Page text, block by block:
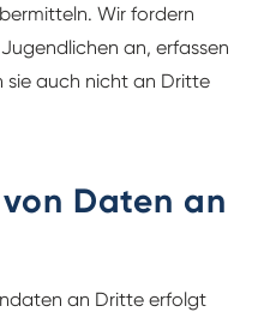
Wir fordern
an, erfassen
auch nicht an Dritte
Daten an
an Dritte erfolgt